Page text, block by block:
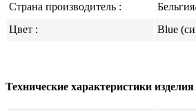
Страна производитель :
Цвет :
Blue
Технические характеристики изделия